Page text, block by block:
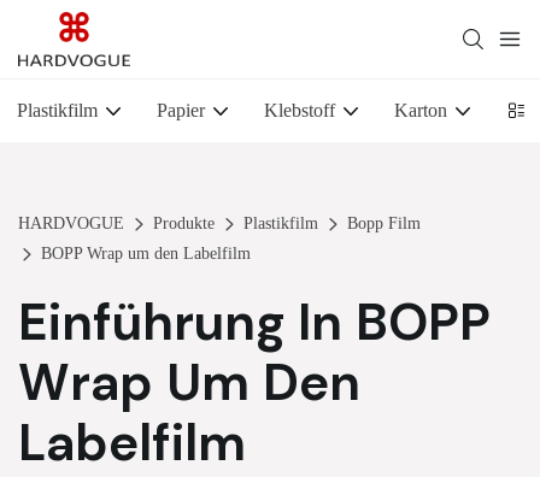
Plastikfilm Papier Klebstoff Karton
HARDVOGUE Produkte Plastikfilm
Bopp Film
BOPP Wrap um den Labelfilm
Einführung In BOPP
Wrap Um Den
Labelfilm